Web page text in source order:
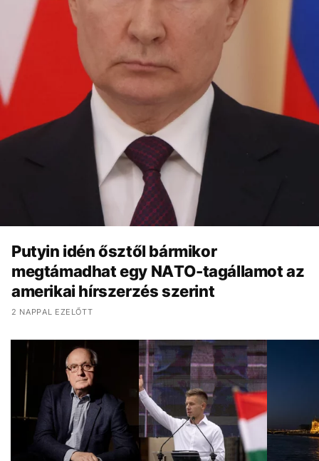
Putyin idén ősztől bármikor
megtámadhat egy NATO-tagállamot az
amerikai hírszerzés szerint
2 NAPPAL EZELŐTT